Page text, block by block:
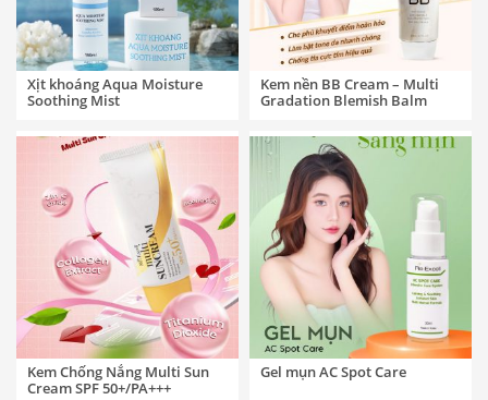
Xịt khoáng Aqua Moisture
Soothing Mist
Kem nền BB Cream – Multi
Gradation Blemish Balm
Kem Chống Nắng Multi Sun
Cream SPF 50+/PA+++
Gel mụn AC Spot Care